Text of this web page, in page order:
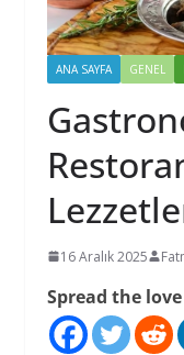
ANA SAYFA GENEL
16 Aralık 2025
Spread the love